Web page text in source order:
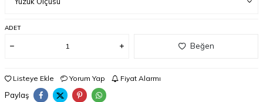
ADET
Beğen
Listeye Ekle Yorum Yap Fiyat Alarmı
Paylaş